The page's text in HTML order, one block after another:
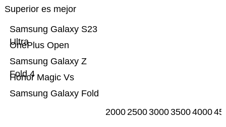
Superior es mejor
Samsung Galaxy Fold
Honor Magic Vs
Samsung Galaxy Z
Fold 4
OnePlus Open
Samsung Galaxy S23
Ultra
20002500300035004000